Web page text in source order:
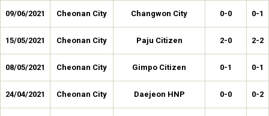
09/06/2021 Cheonan City Changwon City 0-0 0-1
15/05/2021 Cheonan City Paju Citizen 2-0 2-2
08/05/2021 Cheonan City Gimpo Citizen 0-1 0-1
24/04/2021 Cheonan City Daejeon HNP 0-0 0-2